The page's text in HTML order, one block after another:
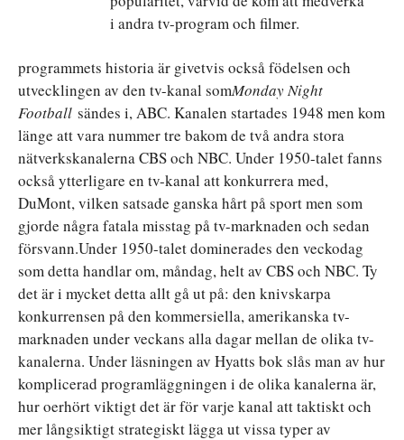
i andra tv-program och filmer.
programmets historia är givetvis också födelsen och
utvecklingen av den tv-kanal somMonday Night
Football sändes i, ABC. Kanalen startades 1948 men kom
länge att vara nummer tre bakom de två andra stora
nätverkskanalerna CBS och NBC. Under 1950-talet fanns
också ytterligare en tv-kanal att konkurrera med,
DuMont, vilken satsade ganska hårt på sport men som
gjorde några fatala misstag på tv-marknaden och sedan
försvann.Under 1950-talet dominerades den veckodag
som detta handlar om, måndag, helt av CBS och NBC. Ty
det är i mycket detta allt gå ut på: den knivskarpa
konkurrensen på den kommersiella, amerikanska tv-
marknaden under veckans alla dagar mellan de olika tv-
kanalerna. Under läsningen av Hyatts bok slås man av hur
komplicerad programläggningen i de olika kanalerna är,
hur oerhört viktigt det är för varje kanal att taktiskt och
mer långsiktigt strategiskt lägga ut vissa typer av